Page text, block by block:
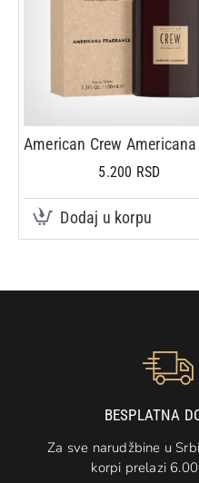
5.200 RSD
Dodaj u korpu
BESPLATNA
Za sve narudžbine u
korpi prelazi